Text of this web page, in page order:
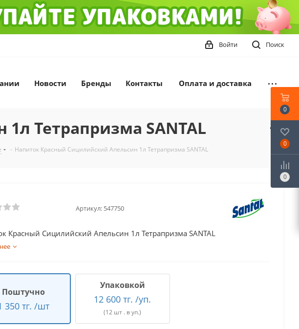
Поиск
Войти
Новости Бренды Контакты Оплата и доставка
Тетрапризма SANTAL
- Напиток Красный Сицилийский Апельсин 1л Тетрапризма SANTAL
Артикул: 547750
Красный Сицилийский Апельсин 1л Тетрапризма SANTAL
Поштучно
350 тг. /шт
Упаковкой
12 600 тг. /уп.
(12 шт . в уп.)
0
0
0